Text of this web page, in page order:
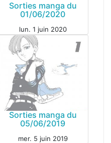
Sorties manga du
01/06/2020
lun. 1 juin 2020
Sorties manga du
05/06/2019
mer. 5 juin 2019